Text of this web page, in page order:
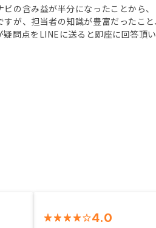
ビの含み益が半分になったことから
が、担当者の知識が豊富だったこ
問点をLINEに送ると即座に回答頂
4.0